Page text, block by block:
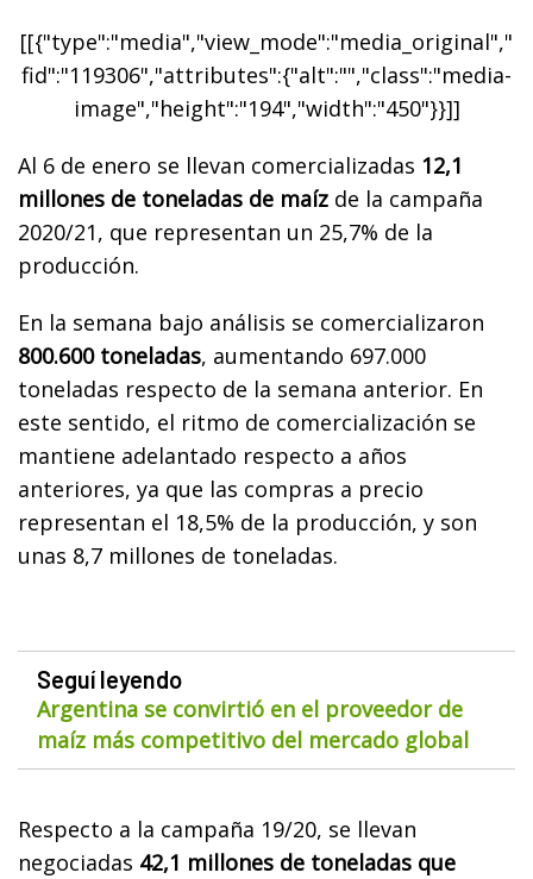
[[{"type":"media","view_mode":"media_original","
fid":"119306","attributes":{"alt":"","class":"media-
image","height":"194","width":"450"}}]]
Al 6 de enero se llevan comercializadas 12,1
millones de toneladas de maíz de la campaña
2020/21, que representan un 25,7% de la
producción.
En la semana bajo análisis se comercializaron
800.600 toneladas, aumentando 697.000
toneladas respecto de la semana anterior. En
este sentido, el ritmo de comercialización se
mantiene adelantado respecto a años
anteriores, ya que las compras a precio
representan el 18,5% de la producción, y son
unas 8,7 millones de toneladas.
Seguí leyendo
Argentina se convirtió en el proveedor de
maíz más competitivo del mercado global
Respecto a la campaña 19/20, se llevan
negociadas 42,1 millones de toneladas que